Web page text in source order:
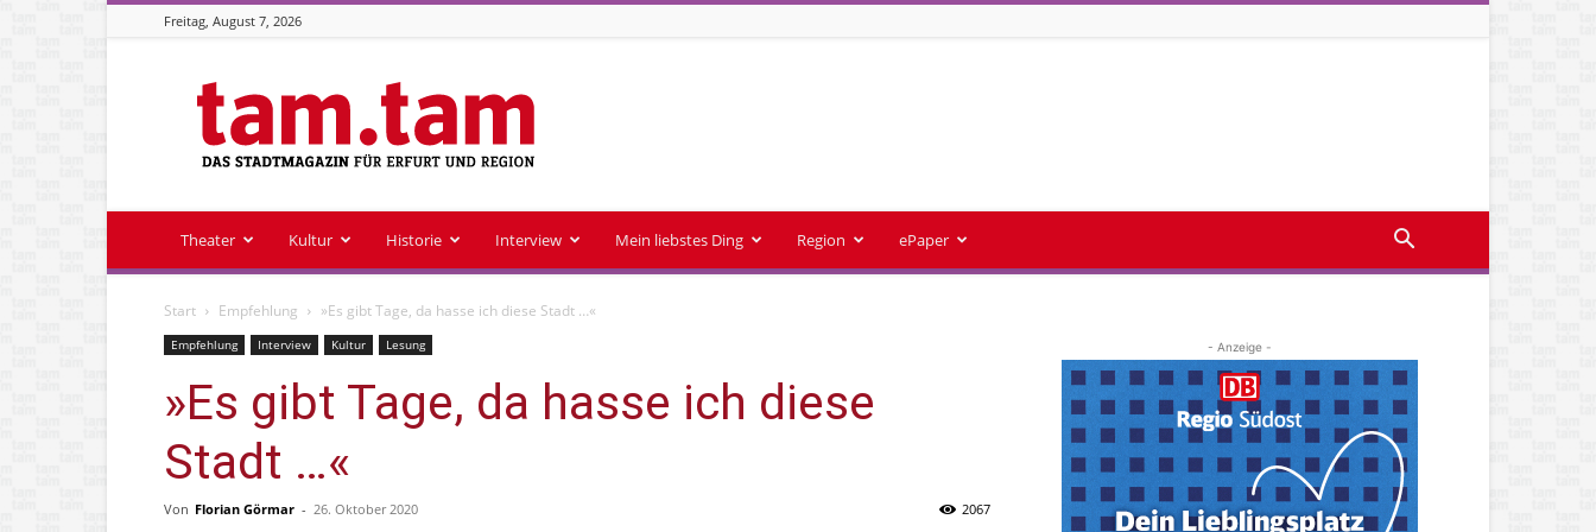
Freitag, August 7, 2026
Stadtmagazin
tam.tam
Theater Kultur Historie Interview Mein liebstes Ding Region ePaper
Start Empfehlung »Es gibt Tage, da hasse ich diese Stadt …«
Empfehlung Interview Kultur Lesung
»Es gibt Tage, da hasse ich diese
Stadt …«
Von Florian Görmar - 26. Oktober 2020 2067
- Anzeige -